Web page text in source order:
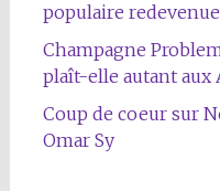
populaire
Champagne
plaît-elle autant aux
Coup de coeur sur
Omar Sy